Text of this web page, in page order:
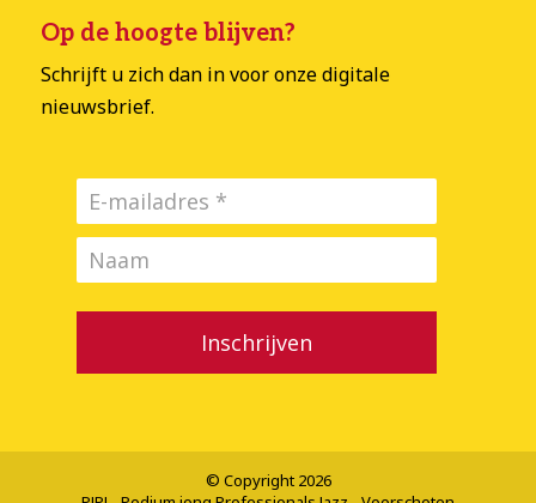
Op de hoogte blijven?
Schrijft u zich dan in voor onze digitale
nieuwsbrief.
Inschrijven
© Copyright 2026